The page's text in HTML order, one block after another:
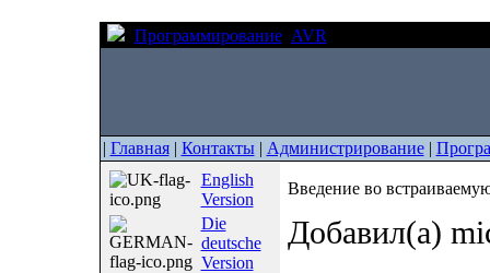
Программирование AVR
| Главная| Контакты| Администрирование|
English
Version
Die
deutsche
Version
Введение во
Добавил(а)